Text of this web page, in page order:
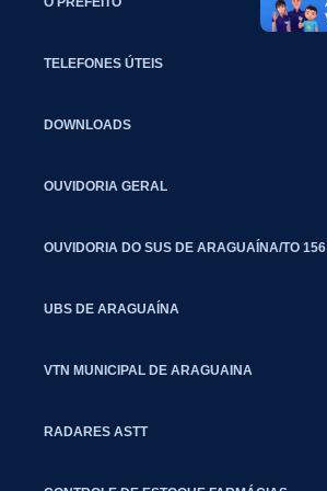
TELEFONES ÚTEIS
DOWNLOADS
OUVIDORIA GERAL
OUVIDORIA DO SUS DE ARAGUAÍNA/TO 156
UBS DE ARAGUAÍNA
VTN MUNICIPAL DE ARAGUAINA
RADARES ASTT